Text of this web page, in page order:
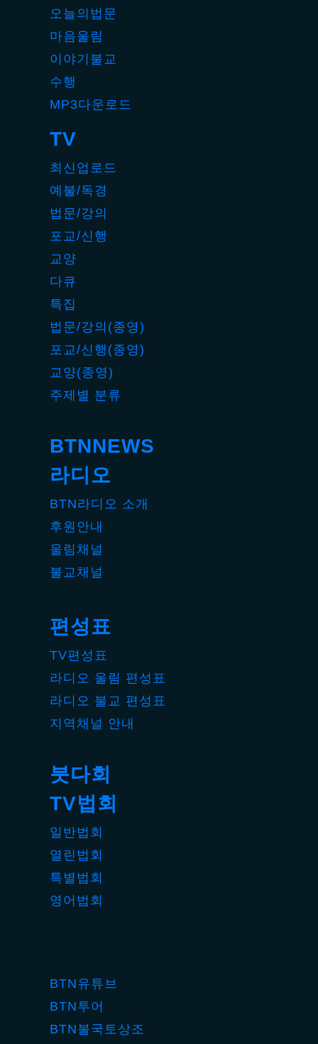
오늘의법문
마음울림
이야기불교
수행
MP3다운로드
TV
최신업로드
예불/독경
법문/강의
포교/신행
교양
다큐
특집
법문/강의(종영)
포교/신행(종영)
교양(종영)
주제별 분류
BTNNEWS
라디오
BTN라디오 소개
후원안내
울림채널
불교채널
편성표
TV편성표
라디오 울림 편성표
라디오 불교 편성표
지역채널 안내
붓다회
TV법회
일반법회
열린법회
특별법회
영어법회
BTN유튜브
BTN투어
BTN불국토상조